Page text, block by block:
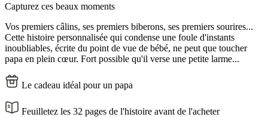
Capturez ces beaux moments
Vos premiers câlins, ses premiers biberons, ses premiers sourires...
Cette histoire personnalisée qui condense une foule d'instants
inoubliables, écrite du point de vue de bébé, ne peut que toucher
papa en plein cœur. Fort possible qu'il verse une petite larme...
Le cadeau idéal pour un papa
Feuilletez les 32 pages de l'histoire avant de l'acheter